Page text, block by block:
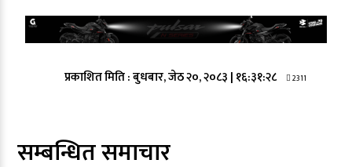
प्रकाशित मिति :बुधबार, जेठ २०, २०८३ | १६:३१:२८ 2311
सम्बन्धित समाचार